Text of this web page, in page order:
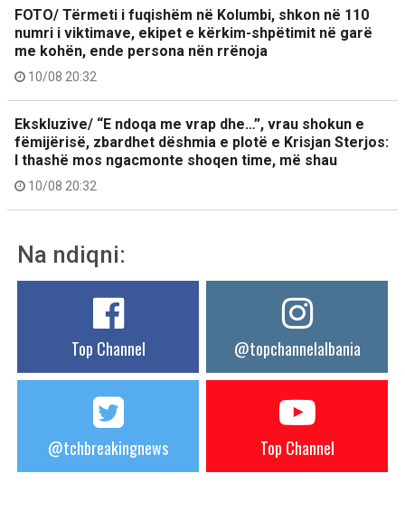
FOTO/ Tërmeti i fuqishëm në Kolumbi, shkon në 110
numri i viktimave, ekipet e kërkim-shpëtimit në garë
me kohën, ende persona nën rrënoja
10/08 20:32
Ekskluzive/ “E ndoqa me vrap dhe…”, vrau shokun e
fëmijërisë, zbardhet dëshmia e plotë e Krisjan Sterjos:
I thashë mos ngacmonte shoqen time, më shau
10/08 20:32
Na ndiqni:
Top Channel @topchannelalbania
@tchbreakingnews Top Channel